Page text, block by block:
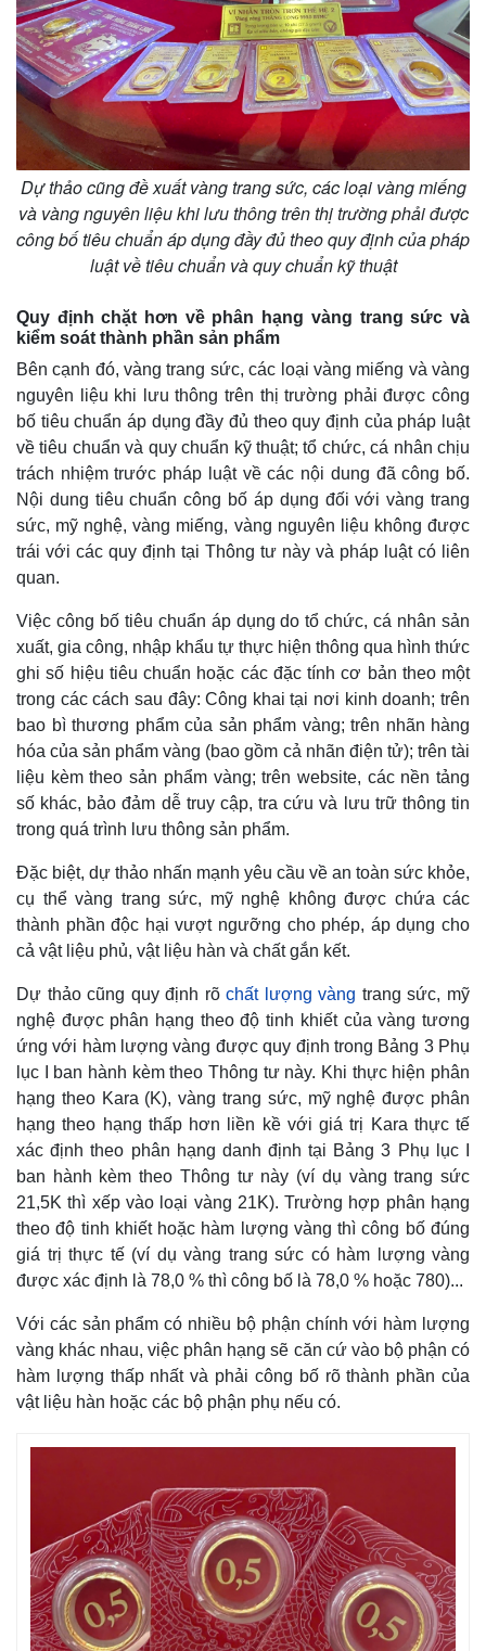
Quan sát
Cuộc sống đó đây
Hồ sơ
Video
Ảnh
E-Magazine
Infographic
Dự thảo cũng đề xuất vàng trang sức, các loại vàng miếng
và vàng nguyên liệu khi lưu thông trên thị trường phải được
công bố tiêu chuẩn áp dụng đầy đủ theo quy định của pháp
luật về tiêu chuẩn và quy chuẩn kỹ thuật
Quy định chặt hơn về phân hạng vàng trang sức và
kiểm soát thành phần sản phẩm
Bên cạnh đó, vàng trang sức, các loại vàng miếng và vàng
nguyên liệu khi lưu thông trên thị trường phải được công
bố tiêu chuẩn áp dụng đầy đủ theo quy định của pháp luật
về tiêu chuẩn và quy chuẩn kỹ thuật; tổ chức, cá nhân chịu
trách nhiệm trước pháp luật về các nội dung đã công bố.
Nội dung tiêu chuẩn công bố áp dụng đối với vàng trang
sức, mỹ nghệ, vàng miếng, vàng nguyên liệu không được
trái với các quy định tại Thông tư này và pháp luật có liên
quan.
Việc công bố tiêu chuẩn áp dụng do tổ chức, cá nhân sản
xuất, gia công, nhập khẩu tự thực hiện thông qua hình thức
ghi số hiệu tiêu chuẩn hoặc các đặc tính cơ bản theo một
trong các cách sau đây: Công khai tại nơi kinh doanh; trên
bao bì thương phẩm của sản phẩm vàng; trên nhãn hàng
hóa của sản phẩm vàng (bao gồm cả nhãn điện tử); trên tài
liệu kèm theo sản phẩm vàng; trên website, các nền tảng
số khác, bảo đảm dễ truy cập, tra cứu và lưu trữ thông tin
trong quá trình lưu thông sản phẩm.
Đặc biệt, dự thảo nhấn mạnh yêu cầu về an toàn sức khỏe,
cụ thể vàng trang sức, mỹ nghệ không được chứa các
thành phần độc hại vượt ngưỡng cho phép, áp dụng cho
cả vật liệu phủ, vật liệu hàn và chất gắn kết.
Dự thảo cũng quy định rõchất lượng vàng trang sức, mỹ
nghệ được phân hạng theo độ tinh khiết của vàng tương
ứng với hàm lượng vàng được quy định trong Bảng 3 Phụ
lục I ban hành kèm theo Thông tư này. Khi thực hiện phân
hạng theo Kara (K), vàng trang sức, mỹ nghệ được phân
hạng theo hạng thấp hơn liền kề với giá trị Kara thực tế
xác định theo phân hạng danh định tại Bảng 3 Phụ lục I
ban hành kèm theo Thông tư này (ví dụ vàng trang sức
21,5K thì xếp vào loại vàng 21K). Trường hợp phân hạng
theo độ tinh khiết hoặc hàm lượng vàng thì công bố đúng
giá trị thực tế (ví dụ vàng trang sức có hàm lượng vàng
được xác định là 78,0 % thì công bố là 78,0 % hoặc 780)...
Với các sản phẩm có nhiều bộ phận chính với hàm lượng
vàng khác nhau, việc phân hạng sẽ căn cứ vào bộ phận có
hàm lượng thấp nhất và phải công bố rõ thành phần của
vật liệu hàn hoặc các bộ phận phụ nếu có.